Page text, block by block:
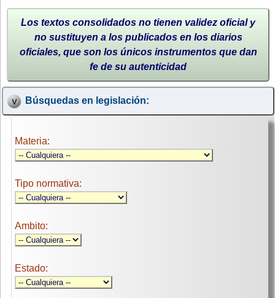
Los textos consolidados no tienen validez oficial y
no sustituyen a los publicados en los diarios
oficiales, que son los únicos instrumentos que dan
fe de su autenticidad
Búsquedas en legislación:
Materia:
Tipo normativa:
Ambito:
Estado: